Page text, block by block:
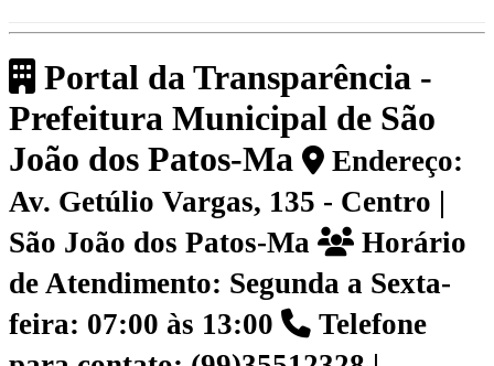
Portal da Transparência -
Prefeitura Municipal de São
João dos Patos-Ma
Endereço:
Av. Getúlio Vargas, 135 - Centro |
São João dos Patos-Ma
Horário
de Atendimento: Segunda a Sexta-
feira: 07:00 às 13:00
Telefone